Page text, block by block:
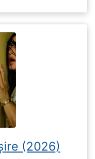
(2026)